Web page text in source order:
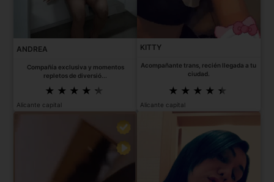
ANDREA
Compañía exclusiva y momentos
repletos de diversió...
Alicante capital
KITTY
Acompañante trans, recién llegada a tu
ciudad.
Alicante capital